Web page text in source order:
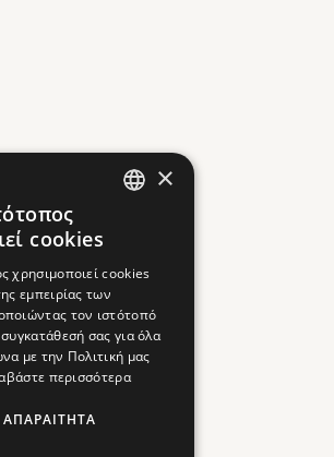
×
cookies
χρησιμοποιεί cookies
εμπειρίας των
τον ιστότοπό
σας για όλα
με την Πολιτική μας
περισσότερα